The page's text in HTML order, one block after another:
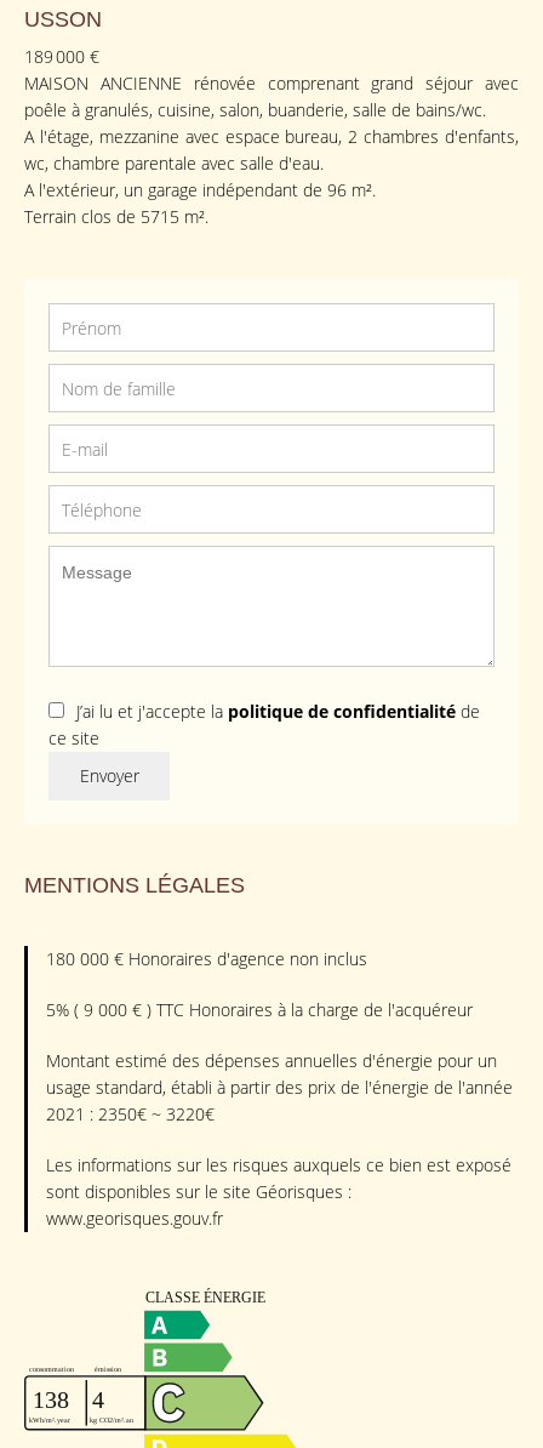
USSON
189 000 €
MAISON ANCIENNE rénovée comprenant grand séjour avec
poêle à granulés, cuisine, salon, buanderie, salle de bains/wc.
A l'étage, mezzanine avec espace bureau, 2 chambres d'enfants,
wc, chambre parentale avec salle d'eau.
A l'extérieur, un garage indépendant de 96 m².
Terrain clos de 5715 m².
J’ai lu et j'accepte la politique de confidentialité de
ce site
Envoyer
MENTIONS LÉGALES
180 000 € Honoraires d'agence non inclus
5% ( 9 000 € ) TTC Honoraires à la charge de l'acquéreur
Montant estimé des dépenses annuelles d'énergie pour un
usage standard, établi à partir des prix de l'énergie de l'année
2021 : 2350€ ~ 3220€
Les informations sur les risques auxquels ce bien est exposé
sont disponibles sur le site Géorisques :
www.georisques.gouv.fr